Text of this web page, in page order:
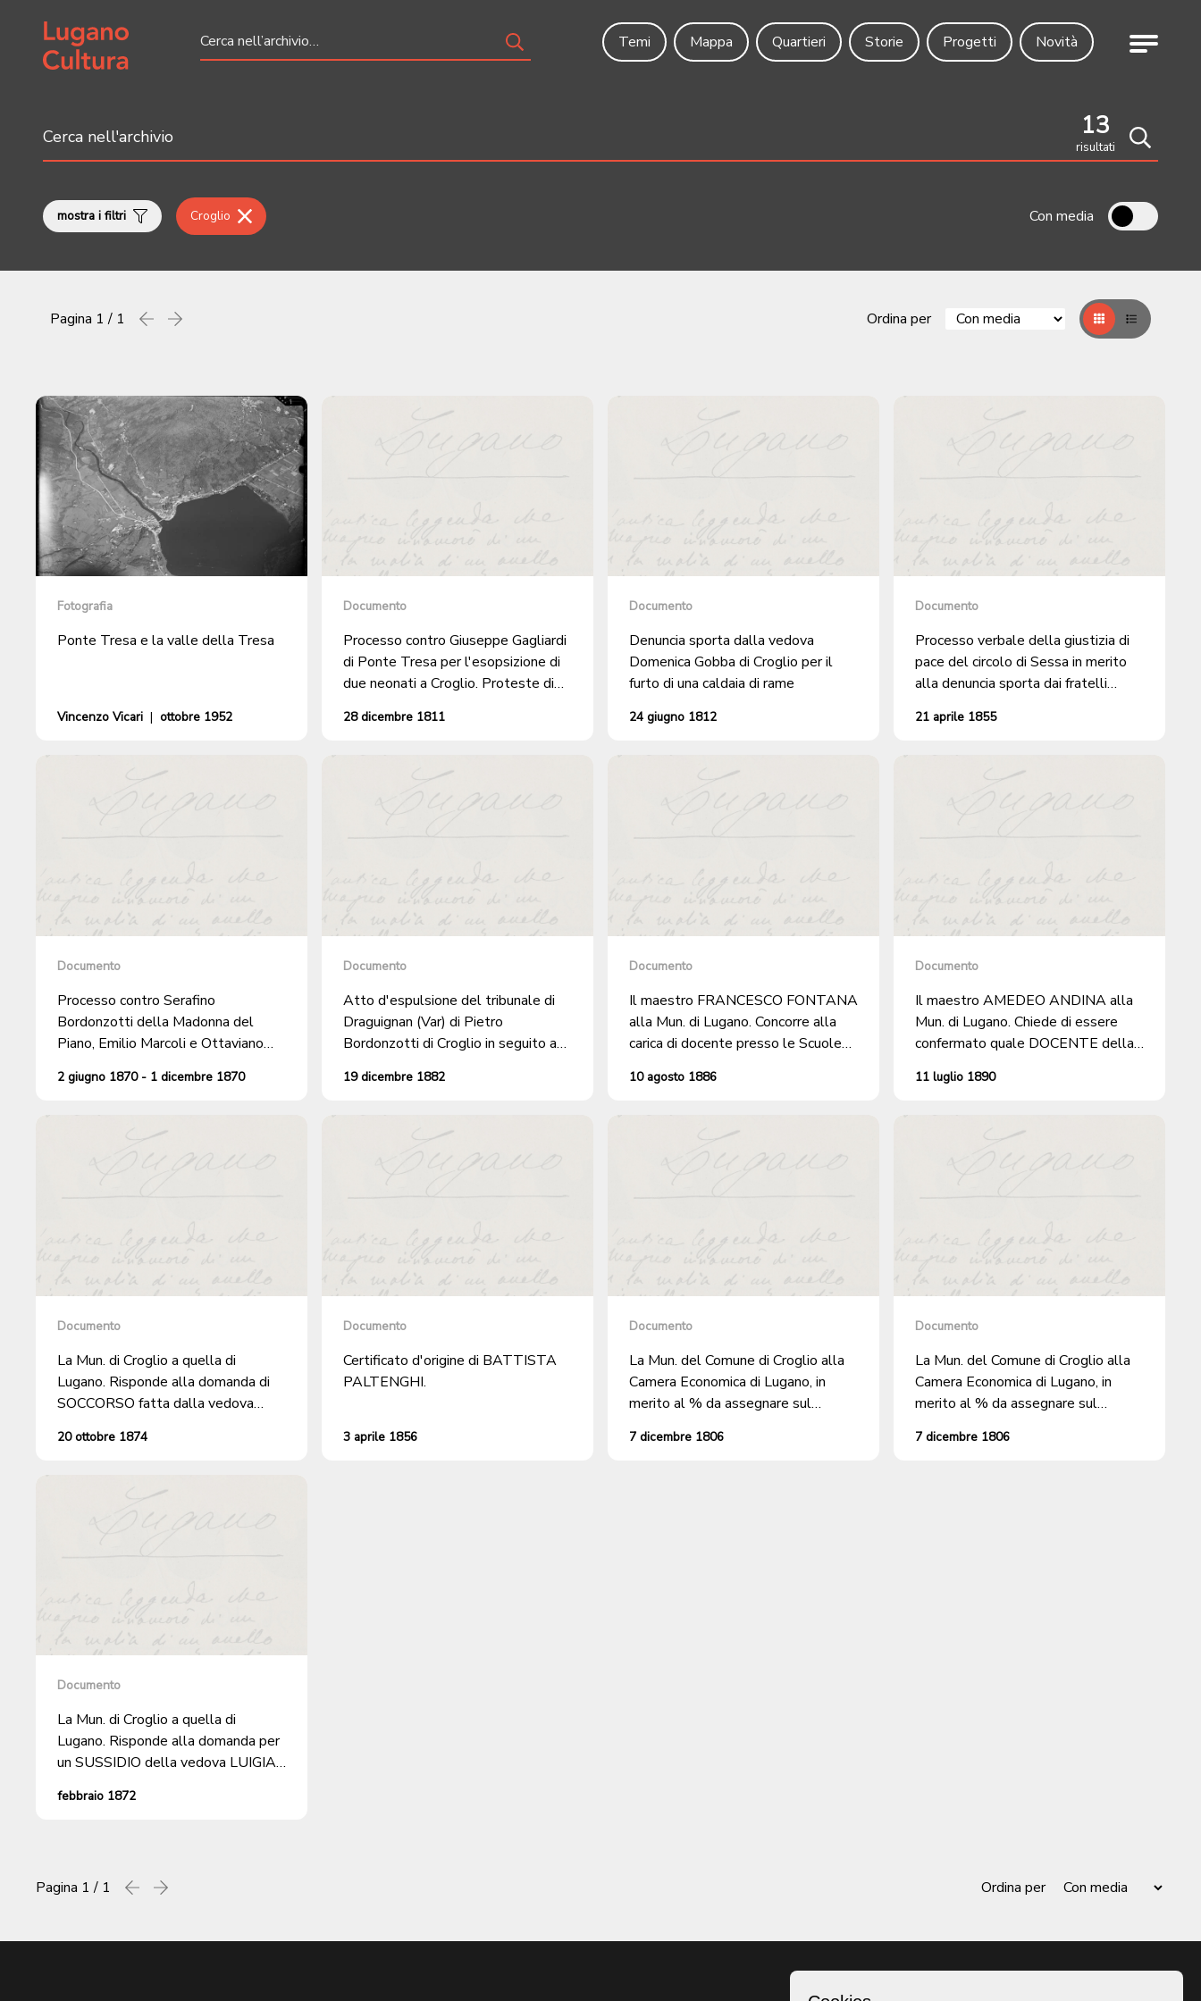
Home page
Temi
Mappa Quartieri Storie Progetti Novità Menu
13
risultati
Cerca
mostra i filtri Croglio Con media
Pagina 1 / 1 Precedente
successiva Ordina per GrigliaTable
Fotografia
Ponte Tresa e la valle della Tresa
Vincenzo Vicari | ottobre 1952
Documento
Processo contro Giuseppe Gagliardi
di Ponte Tresa per l'esopsizione di
due neonati a Croglio. Proteste di
arbitrario
28 dicembre 1811
Documento
Denuncia sporta dalla vedova
Domenica Gobba di Croglio per il
furto di una caldaia di rame
24 giugno 1812
Documento
Processo verbale della giustizia di
pace del circolo di Sessa in merito
alla denuncia sporta dai fratelli
Castelrotto per il furto nel loro
di Croglio, di 23 gelsi d'asta, 16
gelsi di moronera e 5 gelsi di siepe
21 aprile 1855
Documento
Processo contro Serafino
Bordonzotti della Madonna del
Piano, Emilio Marcoli e Ottaviano
Croglio, per minacce e ingiurie a
Castelrotto, residente a Lugano,
proferite durante una pubblica
2 giugno 1870 - 1 dicembre 1870
Documento
Atto d'espulsione del tribunale di
Draguignan (Var) di Pietro
Bordonzotti di Croglio in seguito a
ferimenti
19 dicembre 1882
Documento
Il maestro FRANCESCO FONTANA
alla Mun. di Lugano. Concorre alla
carica di docente presso le Scuole
10 agosto 1886
Documento
Il maestro AMEDEO ANDINA alla
Mun. di Lugano. Chiede di essere
confermato quale DOCENTE della
11 luglio 1890
Documento
La Mun. di Croglio a quella di
Lugano. Risponde alla domanda di
SOCCORSO fatta dalla vedova
20 ottobre 1874
Documento
Certificato d'origine di BATTISTA
PALTENGHI.
3 aprile 1856
Documento
La Mun. del Comune di Croglio alla
Camera Economica di Lugano, in
merito al % da assegnare sul
le Corti Imperiali Austro Russa, a chi
7 dicembre 1806
Documento
La Mun. del Comune di Croglio alla
Camera Economica di Lugano, in
merito al % da assegnare sul
le Corti Imperiali Austro Russe, a chi
7 dicembre 1806
Documento
La Mun. di Croglio a quella di
Lugano. Risponde alla domanda per
un SUSSIDIO della vedova LUIGIA
febbraio 1872
Pagina 1 / 1 Precedente
successiva Ordina per